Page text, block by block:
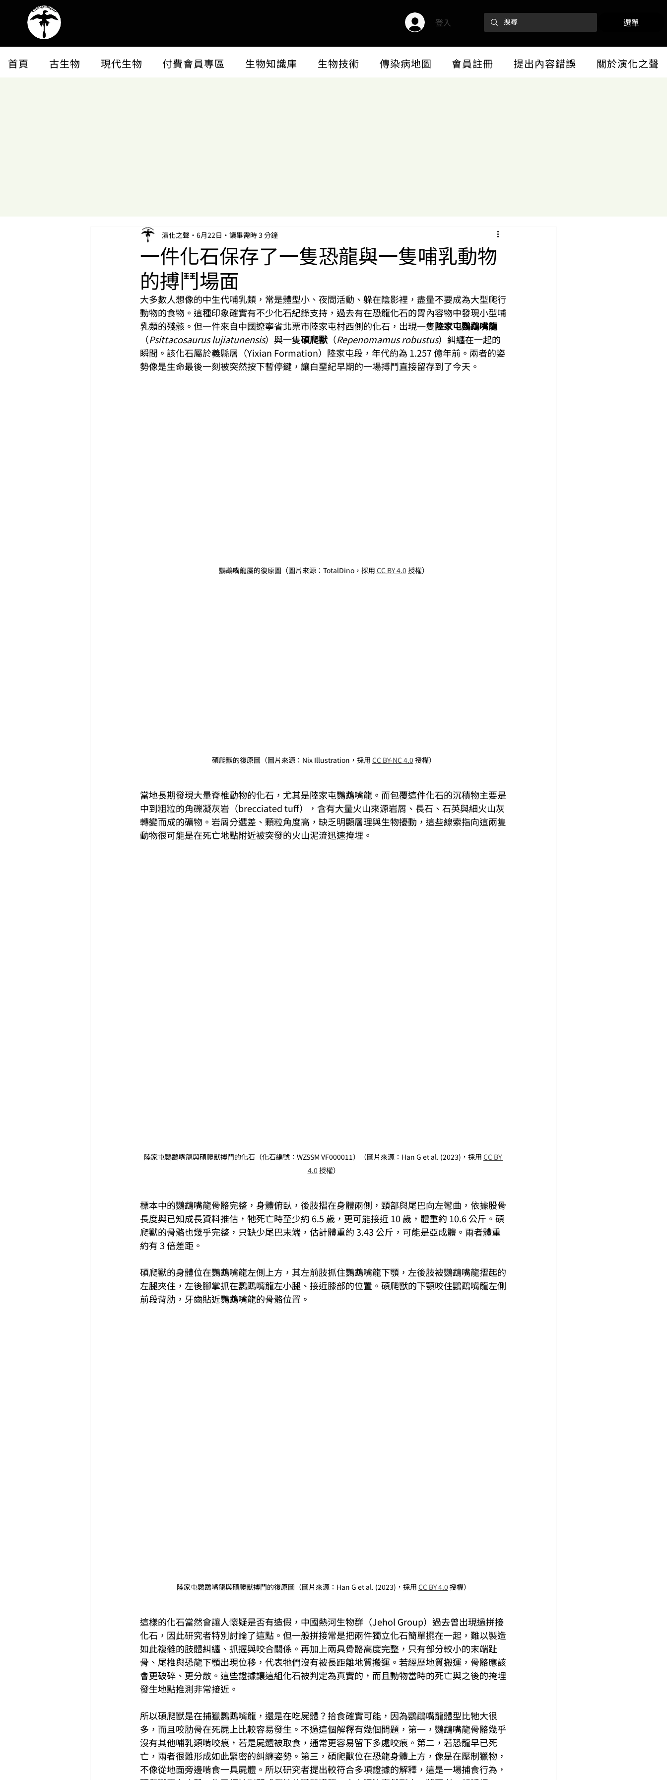
登入 選單
首頁 古生物 現代生物 付費會員專區 生物知識庫 生物技術 傳染病地圖 會員註冊 提出內容錯誤 關於演化之聲
一件化石保存了一隻恐龍與一隻哺乳動物
的搏鬥場面
演化之聲 6月22日 讀畢需時 3 分鐘
大多數人想像的中生代哺乳類，常是體型小、夜間活動、躲在陰影裡，盡量不要成為大型爬行
動物的食物。這種印象確實有不少化石紀錄支持，過去有在恐龍化石的胃內容物中發現小型哺
乳類的殘骸。但一件來自中國遼寧省北票市陸家屯村西側的化石，出現一隻陸家屯鸚鵡嘴龍
（Psittacosaurus lujiatunensis）與一隻碩爬獸 （Repenomamus robustus）糾纏在一起的
瞬間。該化石屬於義縣層（Yixian Formation）陸家屯段，年代約為 1.257 億年前。兩者的姿
勢像是生命最後一刻被突然按下暫停鍵，讓白堊紀早期的一場搏鬥直接留存到了今天。
鸚鵡嘴龍屬的復原圖（圖片來源：TotalDino，採用 CC BY 4.0 授權）
碩爬獸的復原圖（圖片來源：Nix Illustration，採用 CC BY-NC 4.0 授權）
當地長期發現大量脊椎動物的化石，尤其是陸家屯鸚鵡嘴龍。而包覆這件化石的沉積物主要是
中到粗粒的角礫凝灰岩（brecciated tuff），含有大量火山來源岩屑、長石、石英與細火山灰
轉變而成的礦物。岩屑分選差、顆粒角度高，缺乏明顯層理與生物擾動，這些線索指向這兩隻
動物很可能是在死亡地點附近被突發的火山泥流迅速掩埋。
陸家屯鸚鵡嘴龍與碩爬獸搏鬥的化石（化石編號：WZSSM VF000011）（圖片來源：Han G et al. (2023)，採用 CC BY
4.0 授權）
標本中的鸚鵡嘴龍骨骼完整，身體俯臥，後肢摺在身體兩側，頸部與尾巴向左彎曲，依據股骨
長度與已知成長資料推估，牠死亡時至少約 6.5 歲，更可能接近 10 歲，體重約 10.6 公斤。碩
爬獸的骨骼也幾乎完整，只缺少尾巴末端，估計體重約 3.43 公斤，可能是亞成體。兩者體重
約有 3 倍差距。
碩爬獸的身體位在鸚鵡嘴龍左側上方，其左前肢抓住鸚鵡嘴龍下顎，左後肢被鸚鵡嘴龍摺起的
左腿夾住，左後腳掌抓在鸚鵡嘴龍左小腿、接近膝部的位置。碩爬獸的下顎咬住鸚鵡嘴龍左側
前段背肋，牙齒貼近鸚鵡嘴龍的骨骼位置。
陸家屯鸚鵡嘴龍與碩爬獸搏鬥的復原圖（圖片來源：Han G et al. (2023)，採用 CC BY 4.0 授權）
這樣的化石當然會讓人懷疑是否有造假，中國熱河生物群（Jehol Group）過去曾出現過拼接
化石，因此研究者特別討論了這點。但一般拼接常是把兩件獨立化石簡單擺在一起，難以製造
如此複雜的肢體糾纏、抓握與咬合關係。再加上兩具骨骼高度完整，只有部分較小的末端趾
骨、尾椎與恐龍下顎出現位移，代表牠們沒有被長距離地質搬運。若經歷地質搬運，骨骼應該
會更破碎、更分散。這些證據讓這組化石被判定為真實的，而且動物當時的死亡與之後的掩埋
發生地點推測非常接近。
所以碩爬獸是在捕獵鸚鵡嘴龍，還是在吃屍體？拾食確實可能，因為鸚鵡嘴龍體型比牠大很
多，而且咬肋骨在死屍上比較容易發生。不過這個解釋有幾個問題，第一，鸚鵡嘴龍骨骼幾乎
沒有其他哺乳類啃咬痕，若是屍體被取食，通常更容易留下多處咬痕。第二，若恐龍早已死
亡，兩者很難形成如此緊密的糾纏姿勢。第三，碩爬獸位在恐龍身體上方，像是在壓制獵物，
不像從地面旁邊啃食一具屍體。所以研究者提出較符合多項證據的解釋，這是一場捕食行為，